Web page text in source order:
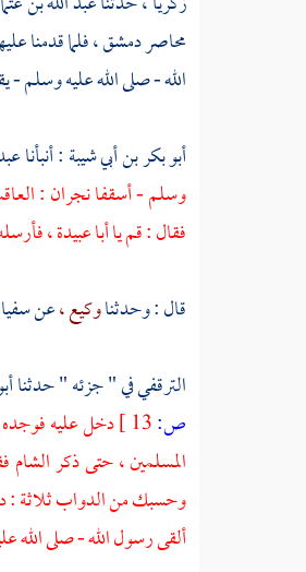
محاصردمشق ،فلما قدمنا
الله - صلى الله عليه وسلم -
أبو بكر بن أبي شيبة: أنبأنا
وسلم - أسقفا نجران :
فقال : قم ياأبا عبيدة،
قال : وحدثناوكيع ،عن
الترقفي في " جزئه " حدثنا
ص:
دخل عليه
المسلمين ، حتى ذكرالشام
وحسبك من الدواب ثلاثة :
ألقى رسول الله - صلى الله